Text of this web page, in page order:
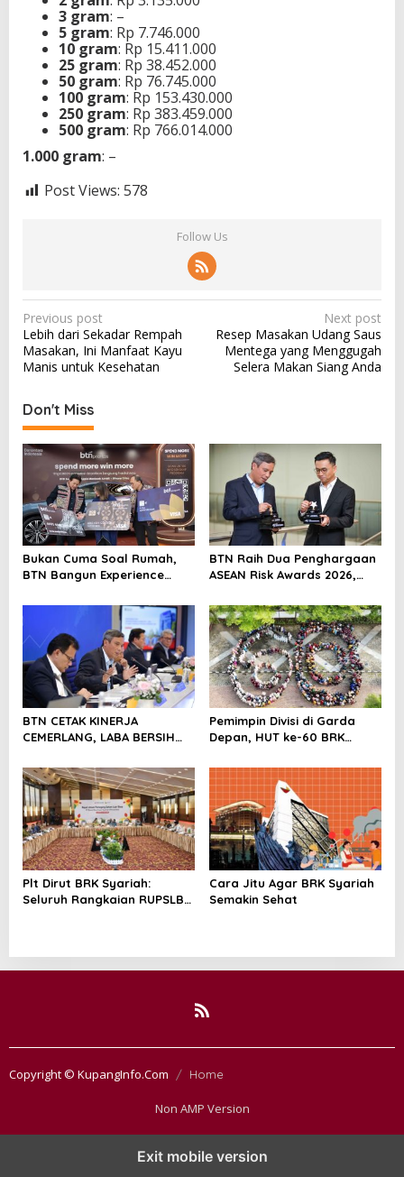
3 gram: –
5 gram: Rp 7.746.000
10 gram: Rp 15.411.000
25 gram: Rp 38.452.000
50 gram: Rp 76.745.000
100 gram: Rp 153.430.000
250 gram: Rp 383.459.000
500 gram: Rp 766.014.000
1.000 gram: –
Post Views: 578
Follow Us
P
o
s
n
a
i
g
a
t
o
n
Previous post
Lebih dari Sekadar Rempah
Masakan, Ini Manfaat Kayu
Manis untuk Kesehatan
Next post
Resep Masakan Udang Saus
Mentega yang Menggugah
Selera Makan Siang Anda
Don't Miss
Bukan Cuma Soal Rumah,
BTN Bangun Experience
BTN Raih Dua Penghargaan
ASEAN Risk Awards 2026,
Manajemen Risiko
Berstandar Internasional
Perkuat Pertumbuhan
Berkelanjutan
BTN CETAK KINERJA
CEMERLANG, LABA BERSIH
40,8% DAN NPL TURUN JADI
2,99%
Pemimpin Divisi di Garda
Depan, HUT ke-60 BRK
Khidmat, Penuh Haru dan
Kebanggaan
Plt Dirut BRK Syariah:
Seluruh Rangkaian RUPSLB
Cara Jitu Agar BRK Syariah
Semakin Sehat
Copyright © KupangInfo.Com Home
Non AMP Version
Exit mobile version